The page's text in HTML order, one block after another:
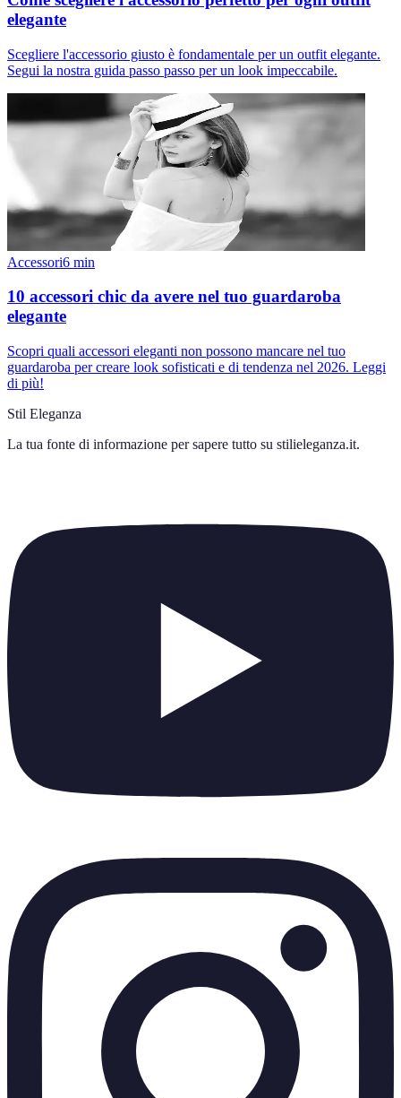
elegante
Scegliere l'accessorio giusto è fondamentale per un outfit elegante.
Segui la nostra guida passo passo per un look impeccabile.
Accessori6 min
10 accessori chic da avere nel tuo guardaroba
elegante
Scopri quali accessori eleganti non possono mancare nel tuo
guardaroba per creare look sofisticati e di tendenza nel 2026. Leggi
di più!
Stil Eleganza
La tua fonte di informazione per sapere tutto su stilieleganza.it.